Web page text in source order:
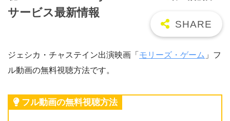
サービス最新情報
ジェシカ・チャステイン出演映画「 モリーズ・ゲーム 」フ
ル動画の無料視聴方法です。
フル動画の無料視聴方法